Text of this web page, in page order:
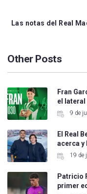
Las notas del Real
Other Posts
Fran
el
9 de
El Real
acerca y
19 de
Patricio
primer